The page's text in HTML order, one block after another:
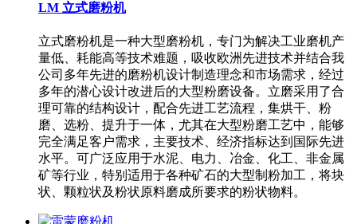
LM 立式磨粉机
立式磨粉机是一种大型磨粉机，专门为解决工业磨机产
量低、耗能高等技术难题，吸收欧洲先进技术并结合我
公司多年先进的磨粉机设计制造理念和市场需求，经过
多年的潜心设计改进后的大型粉磨设备。立磨采用了合
理可靠的结构设计，配合先进工艺流程，集烘干、粉
磨、选粉、提升于一体，尤其在大型粉磨工艺中，能够
完全满足客户需求，主要技术、经济指标达到国际先进
水平。可广泛应用于水泥、电力、冶金、化工、非金属
矿等行业，特别适用于各种矿石的大型制粉加工，将块
状、颗粒状及粉状原料磨成所要求的粉状物料。